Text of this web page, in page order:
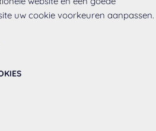
uw cookie voorkeuren aanpassen.